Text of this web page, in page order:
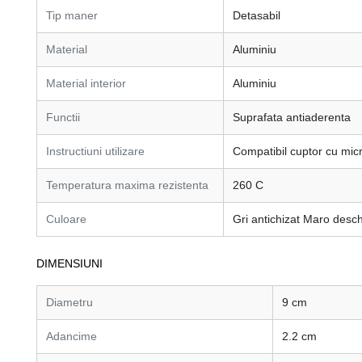
Tip maner Detasabil
Material Aluminiu
Material interior Aluminiu
Functii Suprafata antiaderenta
Instructiuni utilizare Compatibil cuptor cu
Temperatura maxima rezistenta 260 C
Culoare Gri antichizat Maro
DIMENSIUNI
Diametru 9 cm
Adancime 2.2 cm